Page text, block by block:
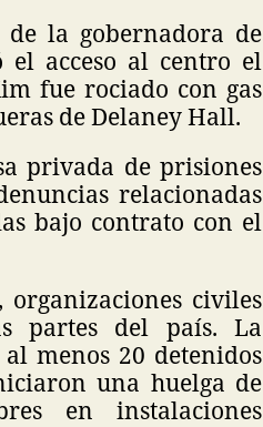
la gobernadora de
el acceso al centro el
fue rociado con gas
de Delaney Hall.
privada de prisiones
relacionadas
bajo contrato con el
civiles
partes del país. La
menos 20 detenidos
una huelga de
en instalaciones